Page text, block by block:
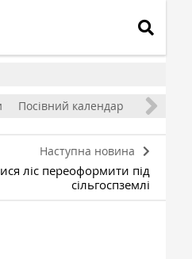
Посівний календар
Наступна новина
ліс переоформити під
сільгоспземлі